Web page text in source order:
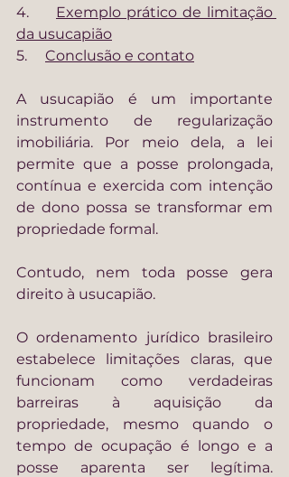
4. Exemplo prático de limitação
da usucapião
5. Conclusão e contato
A usucapião é um importante
instrumento de regularização
imobiliária. Por meio dela, a lei
permite que a posse prolongada,
contínua e exercida com intenção
de dono possa se transformar em
propriedade formal.
Contudo, nem toda posse gera
direito à usucapião.
O ordenamento jurídico brasileiro
estabelece limitações claras, que
funcionam como verdadeiras
barreiras à aquisição da
propriedade, mesmo quando o
tempo de ocupação é longo e a
posse aparenta ser legítima.